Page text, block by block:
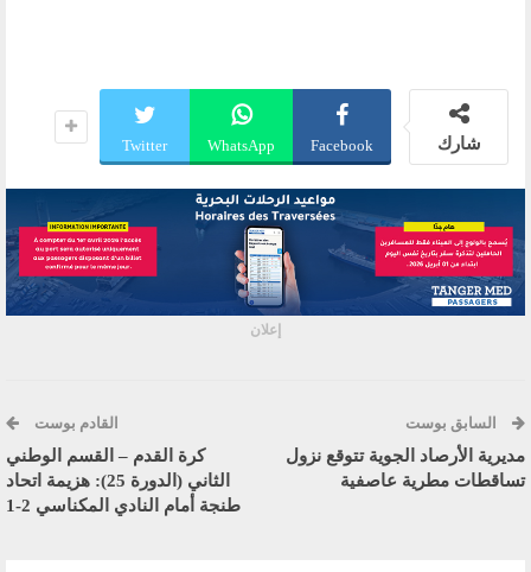
شارك Facebook
WhatsApp
Twitter
إعلان
السابق بوست
مديرية الأرصاد الجوية تتوقع نزول
تساقطات مطرية عاصفية
القادم بوست
كرة القدم – القسم الوطني
الثاني (الدورة 25): هزيمة اتحاد
طنجة أمام النادي المكناسي 2-1